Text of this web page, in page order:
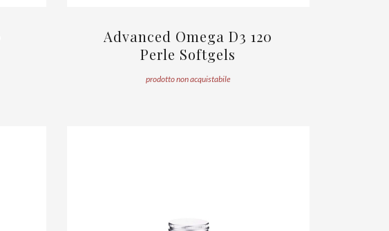
Advanced Omega D3 120
Perle Softgels
prodotto non acquistabile